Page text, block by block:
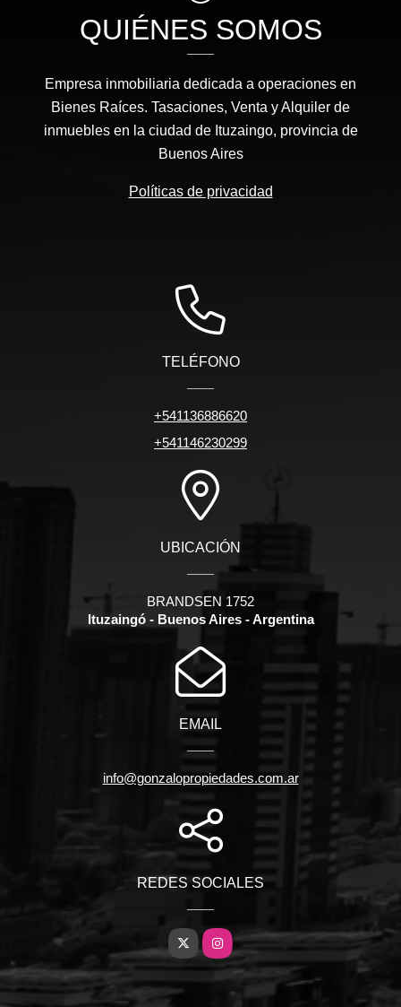
QUIÉNES SOMOS
Empresa inmobiliaria dedicada a operaciones en
Bienes Raíces. Tasaciones, Venta y Alquiler de
inmuebles en la ciudad de Ituzaingo, provincia de
Buenos Aires
Políticas de privacidad
TELÉFONO
+541136886620
+541146230299
UBICACIÓN
BRANDSEN 1752
Ituzaingó - Buenos Aires - Argentina
EMAIL
info@gonzalopropiedades.com.ar
REDES SOCIALES
X Instagram